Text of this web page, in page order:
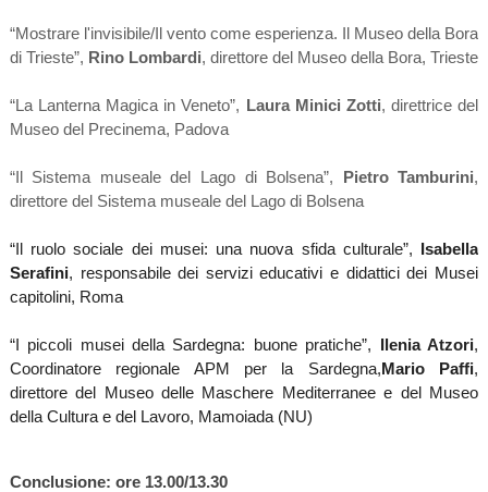
“Mostrare l'invisibile/Il vento come esperienza. Il Museo della Bora
di Trieste”, Rino Lombardi, direttore del Museo della Bora, Trieste
“La Lanterna Magica in Veneto”, Laura Minici Zotti, direttrice del
Museo del Precinema, Padova
“Il Sistema museale del Lago di Bolsena”, Pietro Tamburini,
direttore del Sistema museale del Lago di Bolsena
“Il ruolo sociale dei musei: una nuova sfida culturale”, Isabella
Serafini, responsabile dei servizi educativi e didattici dei Musei
capitolini, Roma
“I piccoli musei della Sardegna: buone pratiche”, Ilenia Atzori,
Coordinatore regionale APM per la Sardegna,Mario Paffi,
direttore del Museo delle Maschere Mediterranee e del Museo
della Cultura e del Lavoro, Mamoiada (NU)
Conclusione: ore 13.00/13.30